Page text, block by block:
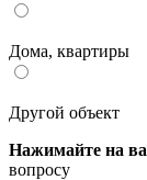
Дома, квартиры
Другой объект
Нажимайте на
вопросу